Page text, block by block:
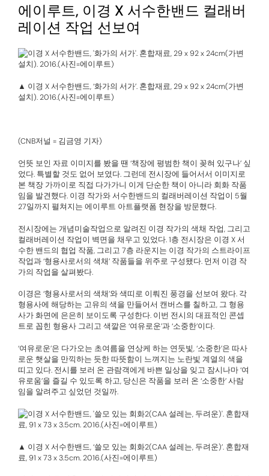
에이루트, 이경 X 서수한밴드 컬래버
레이션 작업 선보여
▲ 이경 X 서수한밴드, ‘화가의 서가’. 혼합재료, 29 x 92 x 24cm(가변
설치). 2016.(사진=에이루트)
(CNB저널 = 김금영 기자)
언뜻 보인 자료 이미지를 봤을 땐 ‘책장에 평범한 책이 꽂혀 있구나’ 싶
었다. 특별할 것도 없어 보였다. 그런데 전시장에 들어서서 이미지로
본 책장 가까이로 직접 다가가니 이게 단순한 책이 아니라 회화 작품
임을 발견했다. 이경 작가와 서수한밴드의 컬래버레이션 작업이 5월
27일까지 펼쳐지는 에이루트 아트플랫폼 현장을 방문했다.
전시장에는 개념미술작업으로 알려진 이경 작가의 색채 작업, 그리고
컬래버레이션 작업이 벽면을 채우고 있었다. 1층 전시장은 이경 X 서
수한 밴드의 협업 작품, 그리고 7층 라운지는 이경 작가의 스트라이프
작업과 ‘형용사로서의 색채’ 작품들을 위주로 구성됐다. 먼저 이경 작
가의 작업을 살펴봤다.
이경은 ‘형용사로서의 색채’와 색띠로 이뤄진 풍경을 선보여 왔다. 각
형용사에 해당하는 고유의 색을 만들어서 캔버스를 칠하고, 그 형용
사가 화면에 은은히 보이도록 구성한다. 이번 전시의 대표적인 콘셉
트로 꼽힌 형용사 그리고 색깔은 ‘여유로운’과 ‘소중한’이다.
‘여유로운’은 다가오는 초여름을 연상케 하는 연둣빛, ‘소중한’은 따사
로운 햇살을 만끽하는 듯한 따뜻함이 느껴지는 노란빛 계열의 색을
띠고 있다. 전시를 보러 온 관람객에게 바쁜 일상을 잊고 잠시나마 ‘여
유로움’을 즐길 수 있도록 하고, 당신은 작품을 보러 온 ‘소중한’ 사람
임을 알려주고 싶었던 것일까.
▲ 이경 X 서수한밴드, ‘쓸모 있는 회화2(CAA 설레는, 두려운)’. 혼합재
료, 91 x 73 x 3.5cm. 2016.(사진=에이루트)